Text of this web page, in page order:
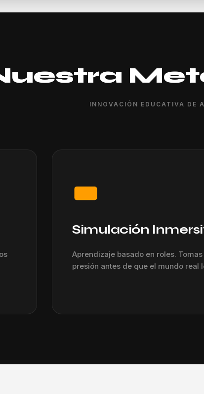
INNOVACIÓN EDUCATIVA DE
Simulación
Aprendizaje basado en roles.
presión antes de que el mundo real